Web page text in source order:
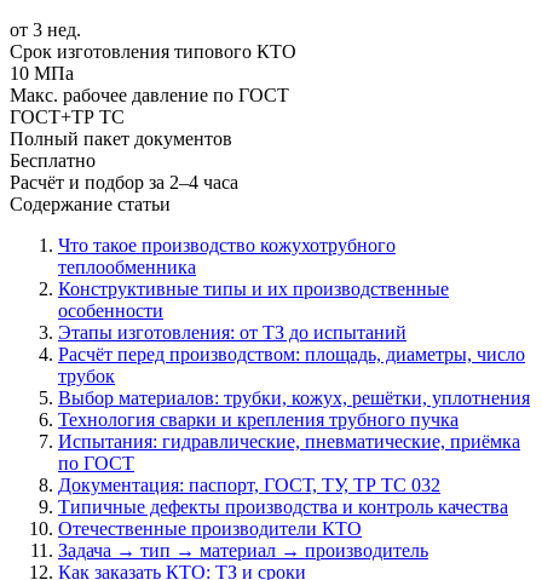
от 3 нед.
Срок изготовления типового КТО
10 МПа
Макс. рабочее давление по ГОСТ
ГОСТ+ТР ТС
Полный пакет документов
Бесплатно
Расчёт и подбор за 2–4 часа
Содержание статьи
Что такое производство кожухотрубного
теплообменника
Конструктивные типы и их производственные
особенности
Этапы изготовления: от ТЗ до испытаний
Расчёт перед производством: площадь, диаметры, число
трубок
Выбор материалов: трубки, кожух, решётки, уплотнения
Технология сварки и крепления трубного пучка
Испытания: гидравлические, пневматические, приёмка
по ГОСТ
Документация: паспорт, ГОСТ, ТУ, ТР ТС 032
Типичные дефекты производства и контроль качества
Отечественные производители КТО
Задача → тип → материал → производитель
Как заказать КТО: ТЗ и сроки